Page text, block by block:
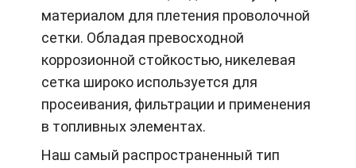
материалом для плетения проволочной
сетки. Обладая превосходной
коррозионной стойкостью, никелевая
сетка широко используется для
просеивания, фильтрации и применения
в топливных элементах.
Наш самый распространенный тип